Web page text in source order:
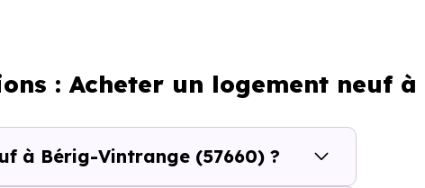
dans la commune, la surface, les
recherche vous permet d'explorer et de filtrer l'ensemble
: Acheter un logement neuf
à Bérig-Vintrange (57660) ?